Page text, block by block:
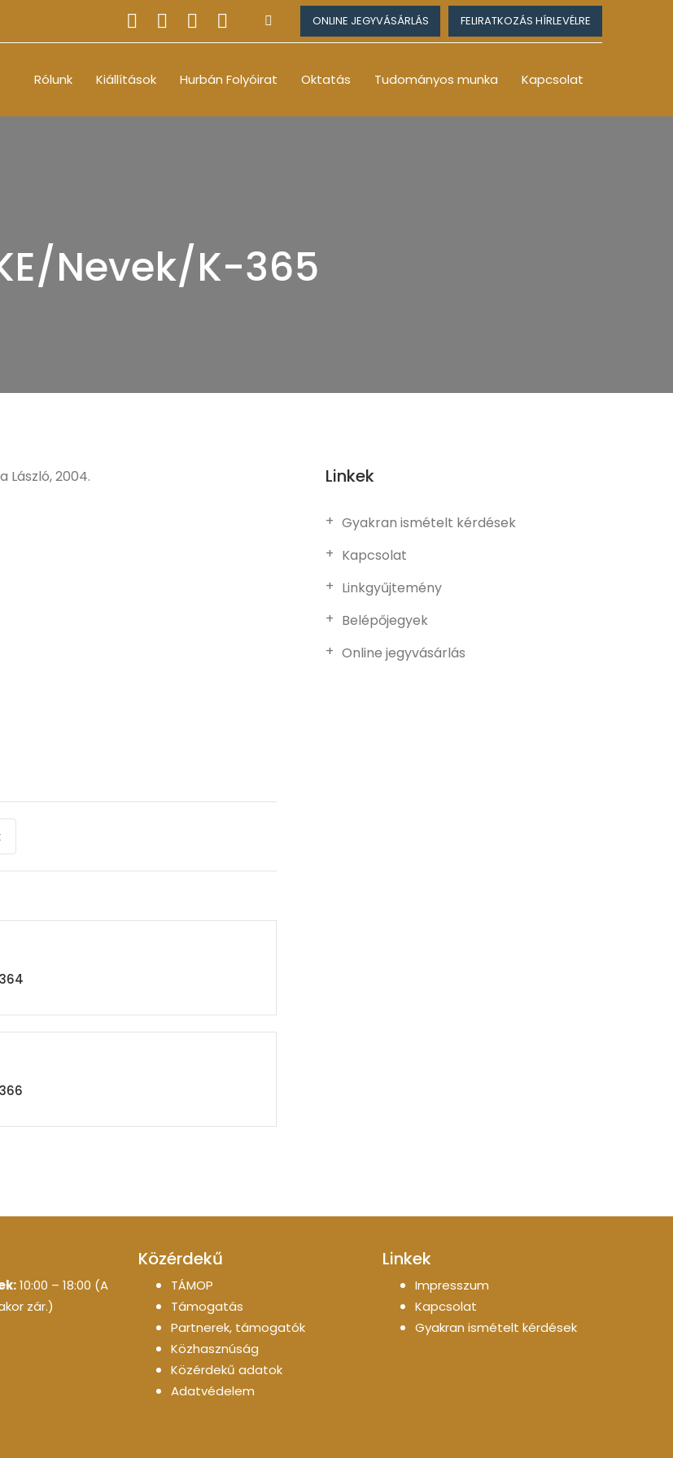
ONLINE JEGYVÁSÁRLÁS FELIRATKOZÁS HÍRLEVÉLRE
Rólunk Kiállítások Hurbán Folyóirat Oktatás Tudományos munka Kapcsolat
Nevek/K-365
László, 2004. Linkek
Gyakran ismételt kérdések
Kapcsolat
Linkgyűjtemény
Belépőjegyek
Online jegyvásárlás
10:00 – 18:00 (A
zár.)
Közérdekű
TÁMOP
Támogatás
Partnerek, támogatók
Közhasznúság
Közérdekű adatok
Adatvédelem
Linkek
Impresszum
Kapcsolat
Gyakran ismételt kérdések